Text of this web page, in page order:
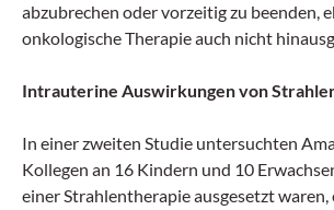
abzubrechen oder vorzeitig zu beenden,
onkologische Therapie auch nicht
Intrauterine Auswirkungen von
In einer zweiten Studie untersuchten
Kollegen an 16 Kindern und 10
einer Strahlentherapie ausgesetzt waren,